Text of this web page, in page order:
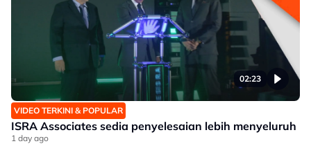
02:23
VIDEO TERKINI & POPULAR
ISRA Associates sedia penyelesaian lebih menyeluruh
1 day ago